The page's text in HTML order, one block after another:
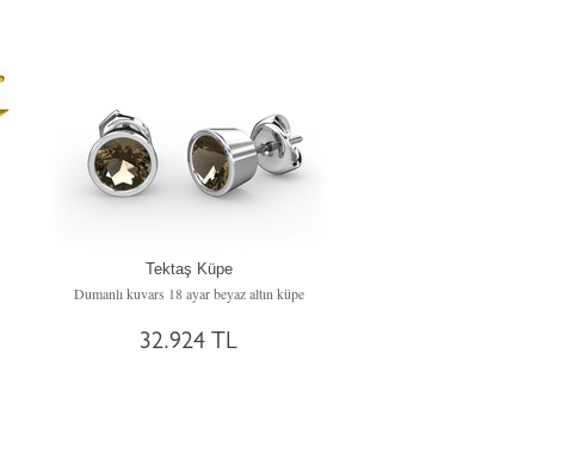
Tektaş Küpe
Dumanlı kuvars 18 ayar beyaz altın küpe
32.924 TL